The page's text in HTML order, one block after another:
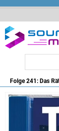
Folge 241: Das